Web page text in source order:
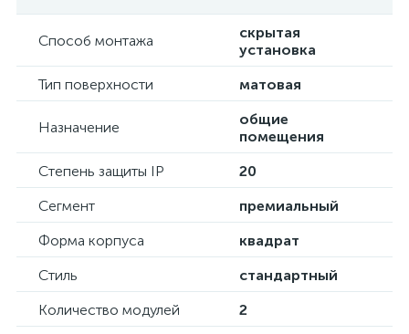
Способ монтажа
скрытая
установка
Тип поверхности
матовая
Назначение
общие
помещения
Степень защиты IP
20
Сегмент
премиальный
Форма корпуса
квадрат
Стиль
стандартный
Количество модулей
2